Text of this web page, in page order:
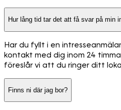
Hur lång tid tar det att få svar på min
Har du fyllt i en
kontakt med dig inom 24
föreslår vi att du ringer ditt
Finns ni där jag bor?